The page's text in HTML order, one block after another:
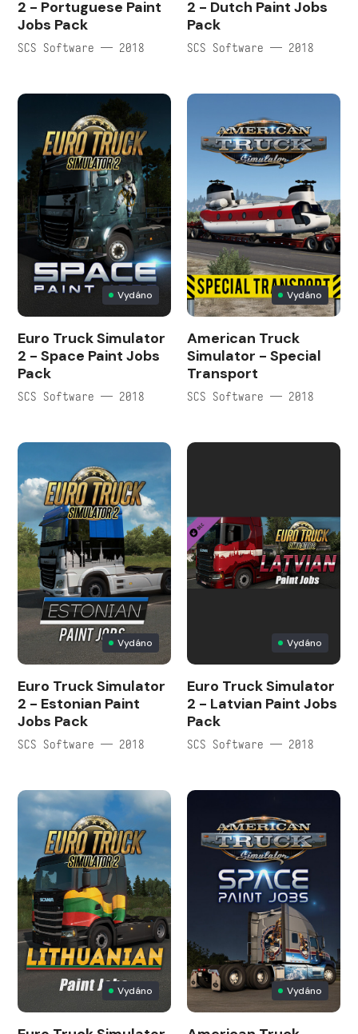
2 - Portuguese Paint
Jobs Pack
SCS Software — 2018
2 - Dutch Paint Jobs
Pack
SCS Software — 2018
Vydáno
Euro Truck Simulator
2 - Space Paint Jobs
Pack
SCS Software — 2018
Vydáno
American Truck
Simulator - Special
Transport
SCS Software — 2018
Vydáno
Euro Truck Simulator
2 - Estonian Paint
Jobs Pack
SCS Software — 2018
Vydáno
Euro Truck Simulator
2 - Latvian Paint Jobs
Pack
SCS Software — 2018
Vydáno Vydáno